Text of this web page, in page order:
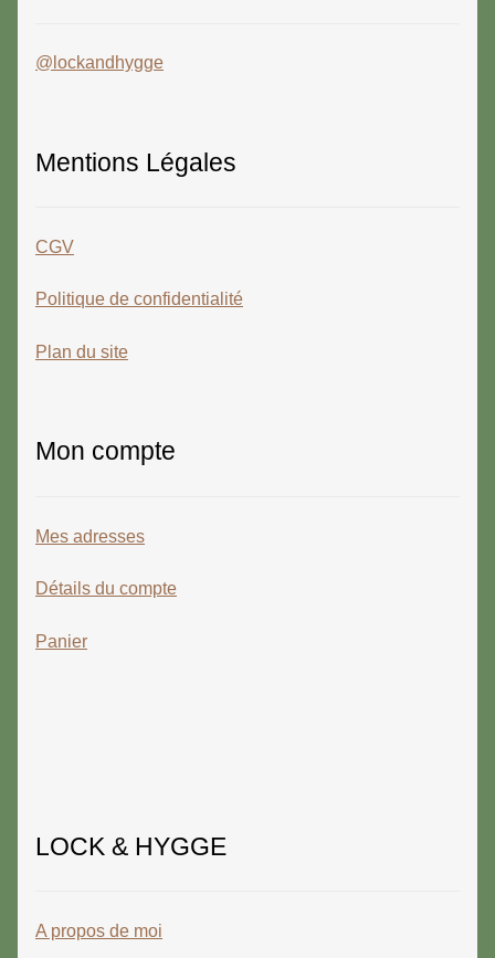
@lockandhygge
Mentions Légales
CGV
Politique de confidentialité
Plan du site
Mon compte
Mes adresses
Détails du compte
Panier
LOCK & HYGGE
A propos de moi